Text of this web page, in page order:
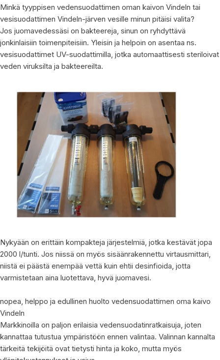
Minkä tyyppisen vedensuodattimen oman kaivon Vindeln tai
vesisuodattimen Vindeln-järven vesille minun pitäisi valita?
Jos juomavedessäsi on bakteereja, sinun on ryhdyttävä
jonkinlaisiin toimenpiteisiin. Yleisin ja helpoin on asentaa ns.
vesisuodattimet UV-suodattimilla, jotka automaattisesti steriloivat
veden viruksilta ja bakteereilta.
Nykyään on erittäin kompakteja järjestelmiä, jotka kestävät jopa
2000 l/tunti. Jos niissä on myös sisäänrakennettu virtausmittari,
niistä ei päästä enempää vettä kuin ehtii desinfioida, jotta
varmistetaan aina luotettava, hyvä juomavesi.
nopea, helppo ja edullinen huolto vedensuodattimen oma kaivo
Vindeln
Markkinoilla on paljon erilaisia ​​vedensuodatinratkaisuja, joten
kannattaa tutustua ympäristöön ennen valintaa. Valinnan kannalta
tärkeitä tekijöitä ovat tietysti hinta ja koko, mutta myös